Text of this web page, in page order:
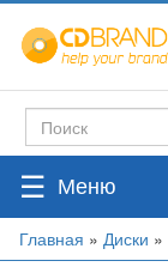
Перейти
основному
Форма
поиска
Поиск
☰
Вы
Главная » Диски »